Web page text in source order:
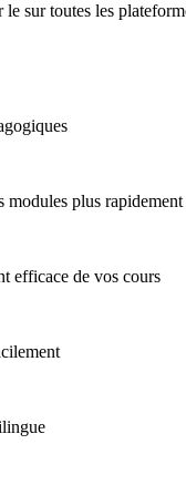
sur toutes les
plus rapidement
efficace de vos cours